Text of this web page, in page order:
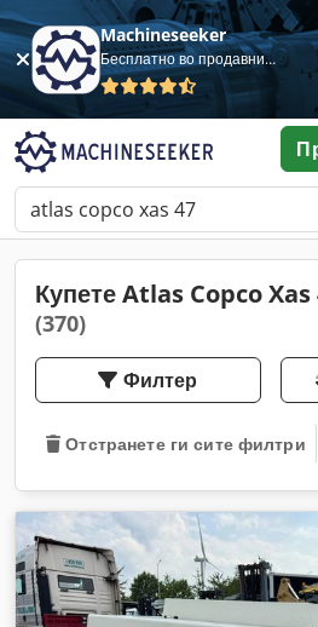
Machineseeker
Бесплатно во продавница
Купете Atlas Copco Xas
(370)
Филтер
Отстранете ги сите филтри